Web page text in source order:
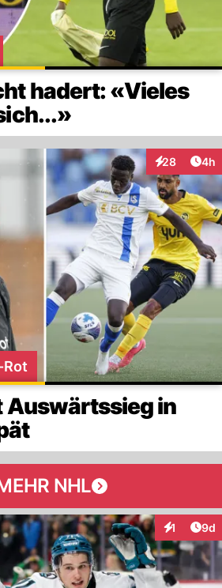
hadert: «Vieles
28
Interaktionen
4h
Rot
Auswärtssieg in
NHL
1 9d